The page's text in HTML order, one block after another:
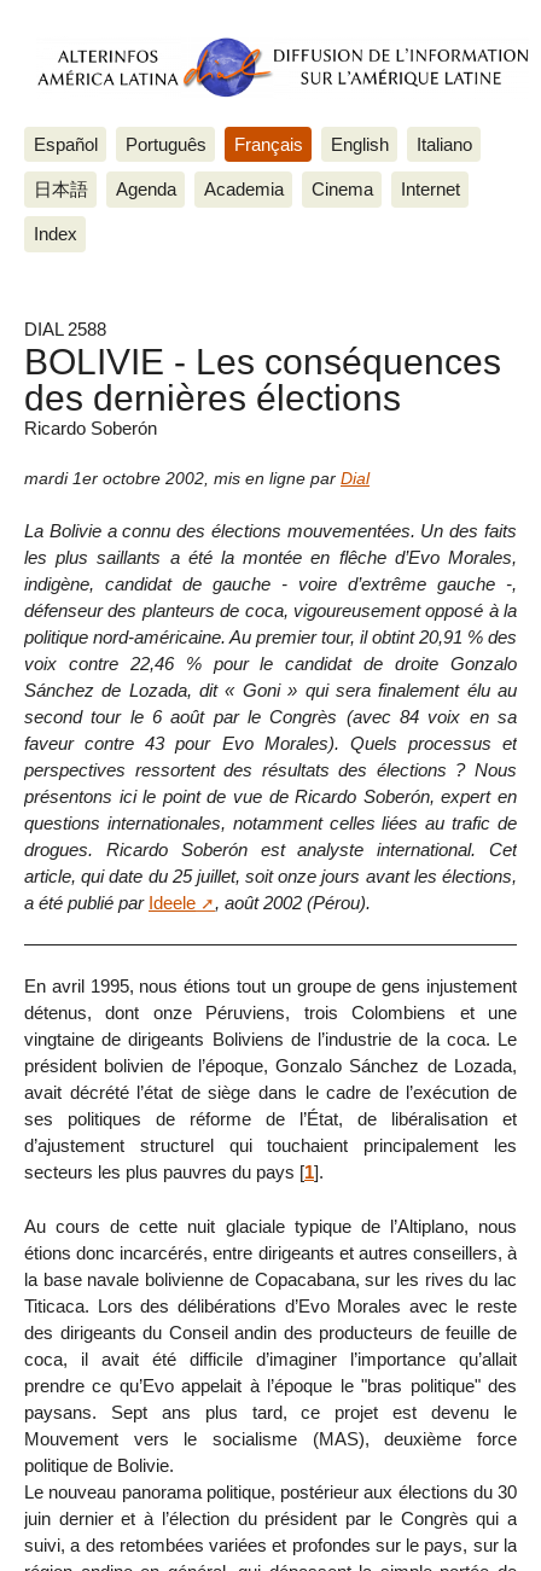
Español Português Français English Italiano
日本語 Agenda Academia Cinema Internet
Index
DIAL 2588
BOLIVIE - Les conséquences
des dernières élections
Ricardo Soberón
mardi 1er octobre 2002 mis en ligne par Dial
La Bolivie a connu des élections mouvementées. Un des faits
les plus saillants a été la montée en flêche d’Evo Morales,
indigène, candidat de gauche - voire d’extrême gauche -,
défenseur des planteurs de coca, vigoureusement opposé à la
politique nord-américaine. Au premier tour, il obtint 20,91 % des
voix contre 22,46 % pour le candidat de droite Gonzalo
Sánchez de Lozada, dit « Goni » qui sera finalement élu au
second tour le 6 août par le Congrès (avec 84 voix en sa
faveur contre 43 pour Evo Morales). Quels processus et
perspectives ressortent des résultats des élections ? Nous
présentons ici le point de vue de Ricardo Soberón, expert en
questions internationales, notamment celles liées au trafic de
drogues. Ricardo Soberón est analyste international. Cet
article, qui date du 25 juillet, soit onze jours avant les élections,
a été publié par Ideele , août 2002 (Pérou).
En avril 1995, nous étions tout un groupe de gens injustement
détenus, dont onze Péruviens, trois Colombiens et une
vingtaine de dirigeants Boliviens de l’industrie de la coca. Le
président bolivien de l’époque, Gonzalo Sánchez de Lozada,
avait décrété l’état de siège dans le cadre de l’exécution de
ses politiques de réforme de l’État, de libéralisation et
d’ajustement structurel qui touchaient principalement les
secteurs les plus pauvres du pays [1].
Au cours de cette nuit glaciale typique de l’Altiplano, nous
étions donc incarcérés, entre dirigeants et autres conseillers, à
la base navale bolivienne de Copacabana, sur les rives du lac
Titicaca. Lors des délibérations d’Evo Morales avec le reste
des dirigeants du Conseil andin des producteurs de feuille de
coca, il avait été difficile d’imaginer l’importance qu’allait
prendre ce qu’Evo appelait à l’époque le "bras politique" des
paysans. Sept ans plus tard, ce projet est devenu le
Mouvement vers le socialisme (MAS), deuxième force
politique de Bolivie.
Le nouveau panorama politique, postérieur aux élections du 30
juin dernier et à l’élection du président par le Congrès qui a
suivi, a des retombées variées et profondes sur le pays, sur la